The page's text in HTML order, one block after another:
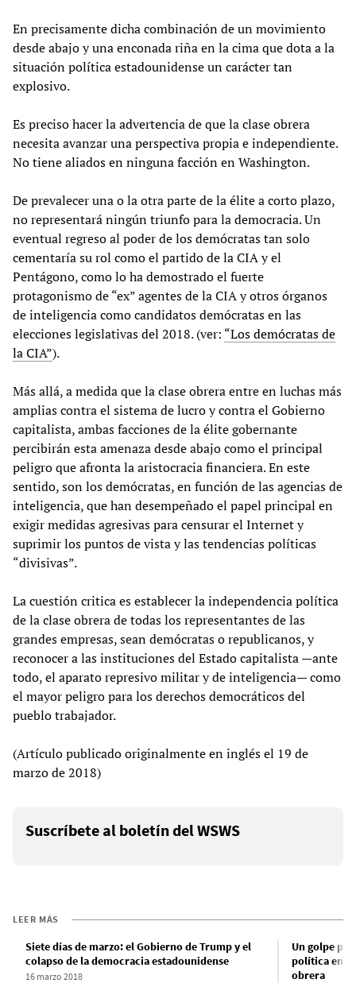
En precisamente dicha combinación de un movimiento
desde abajo y una enconada riña en la cima que dota a la
situación política estadounidense un carácter tan
explosivo.
Es preciso hacer la advertencia de que la clase obrera
necesita avanzar una perspectiva propia e independiente.
No tiene aliados en ninguna facción en Washington.
De prevalecer una o la otra parte de la élite a corto plazo,
no representará ningún triunfo para la democracia. Un
eventual regreso al poder de los demócratas tan solo
cementaría su rol como el partido de la CIA y el
Pentágono, como lo ha demostrado el fuerte
protagonismo de “ex” agentes de la CIA y otros órganos
de inteligencia como candidatos demócratas en las
elecciones legislativas del 2018. (ver: “Los demócratas de
la CIA”).
Más allá, a medida que la clase obrera entre en luchas más
amplias contra el sistema de lucro y contra el Gobierno
capitalista, ambas facciones de la élite gobernante
percibirán esta amenaza desde abajo como el principal
peligro que afronta la aristocracia financiera. En este
sentido, son los demócratas, en función de las agencias de
inteligencia, que han desempeñado el papel principal en
exigir medidas agresivas para censurar el Internet y
suprimir los puntos de vista y las tendencias políticas
“divisivas”.
La cuestión critica es establecer la independencia política
de la clase obrera de todas los representantes de las
grandes empresas, sean demócratas o republicanos, y
reconocer a las instituciones del Estado capitalista —ante
todo, el aparato represivo militar y de inteligencia— como
el mayor peligro para los derechos democráticos del
pueblo trabajador.
(Artículo publicado originalmente en inglés el 19 de
marzo de 2018)
Suscríbete al boletín del WSWS
LEER MÁS
Siete días de marzo: el Gobierno de Trump y el
colapso de la democracia estadounidense
16 marzo 2018
Un golpe
política en
obrera